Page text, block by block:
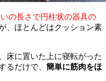
の長さで円柱状の器具の
、ほとんどはクッション素
床に置いた上に寝転がった
るだけで、 簡単に筋肉をほ